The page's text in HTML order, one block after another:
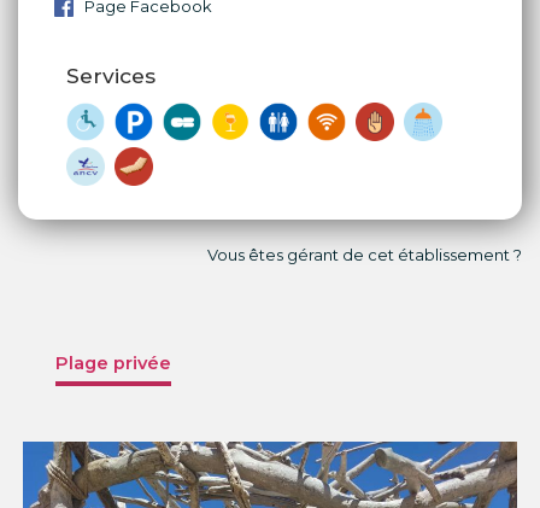
Page Facebook
Services
Vous êtes gérant de cet établissement ?
Plage privée